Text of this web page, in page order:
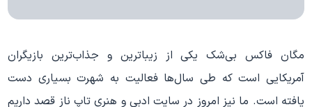
مگان فاکس بی‌شک یکی از زیباترین و جذاب‌ترین بازیگران
آمریکایی است که طی سال‌ها فعالیت به شهرت بسیاری دست
یافته است. ما نیز امروز در سایت ادبی و هنری تاپ ناز قصد داریم